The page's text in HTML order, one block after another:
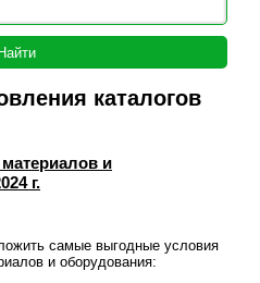
каталогов
и
г.
самые выгодные условия
и оборудования: